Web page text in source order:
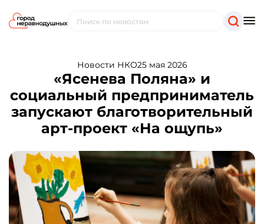
Новости НКО25 мая 2026
«Ясенева Поляна» и
социальный предприниматель
запускают благотворительный
арт-проект «На ощупь»